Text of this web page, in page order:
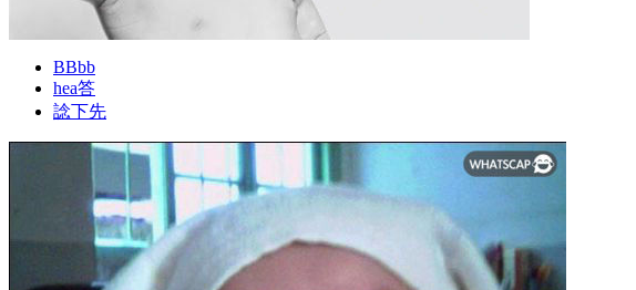
BBbb
hea答
諗下先